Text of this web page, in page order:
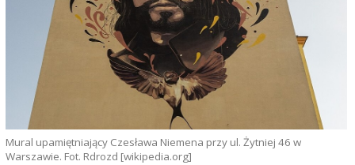
Mural upamiętniający Czesława Niemena przy ul. Żytniej 46 w
Warszawie. Fot. Rdrozd [wikipedia.org]